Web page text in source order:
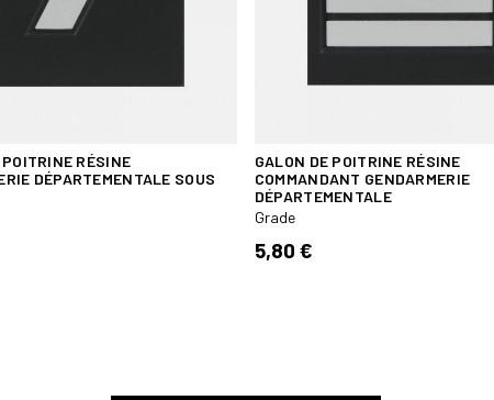
RÉSINE
DÉPARTEMENTALE SOUS
GALON DE POITRINE RÉSINE
COMMANDANT GENDARMERIE
DÉPARTEMENTALE
Grade
5,80 €